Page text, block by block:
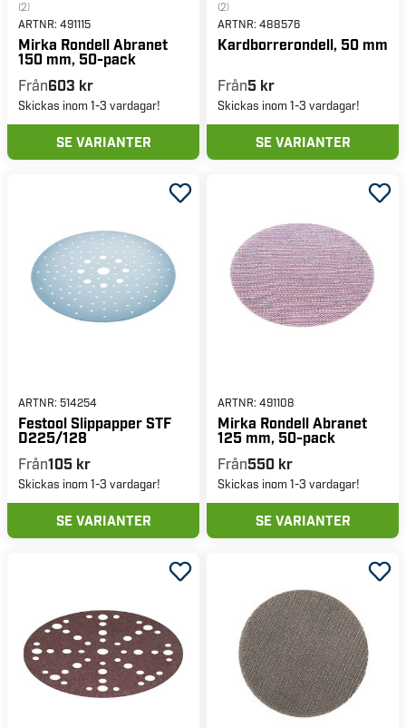
(2)
ARTNR: 491115
Mirka Rondell Abranet
150 mm, 50-pack
Från603 kr
Skickas inom 1-3 vardagar!
SE VARIANTER
(2)
ARTNR: 488576
Kardborrerondell, 50 mm
Från5 kr
Skickas inom 1-3 vardagar!
SE VARIANTER
ARTNR: 514254
Festool Slippapper STF
D225/128
Från105 kr
Skickas inom 1-3 vardagar!
SE VARIANTER
ARTNR: 491108
Mirka Rondell Abranet
125 mm, 50-pack
Från550 kr
Skickas inom 1-3 vardagar!
SE VARIANTER